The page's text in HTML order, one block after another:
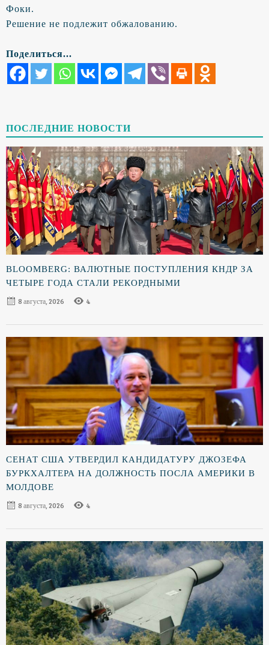
Фоки.
Решение не подлежит обжалованию.
Поделиться...
ПОСЛЕДНИЕ НОВОСТИ
BLOOMBERG: ВАЛЮТНЫЕ ПОСТУПЛЕНИЯ КНДР ЗА
ЧЕТЫРЕ ГОДА СТАЛИ РЕКОРДНЫМИ
8 августа, 2026
4
СЕНАТ США УТВЕРДИЛ КАНДИДАТУРУ ДЖОЗЕФА
БУРКХАЛТЕРА НА ДОЛЖНОСТЬ ПОСЛА АМЕРИКИ В
МОЛДОВЕ
8 августа, 2026
4